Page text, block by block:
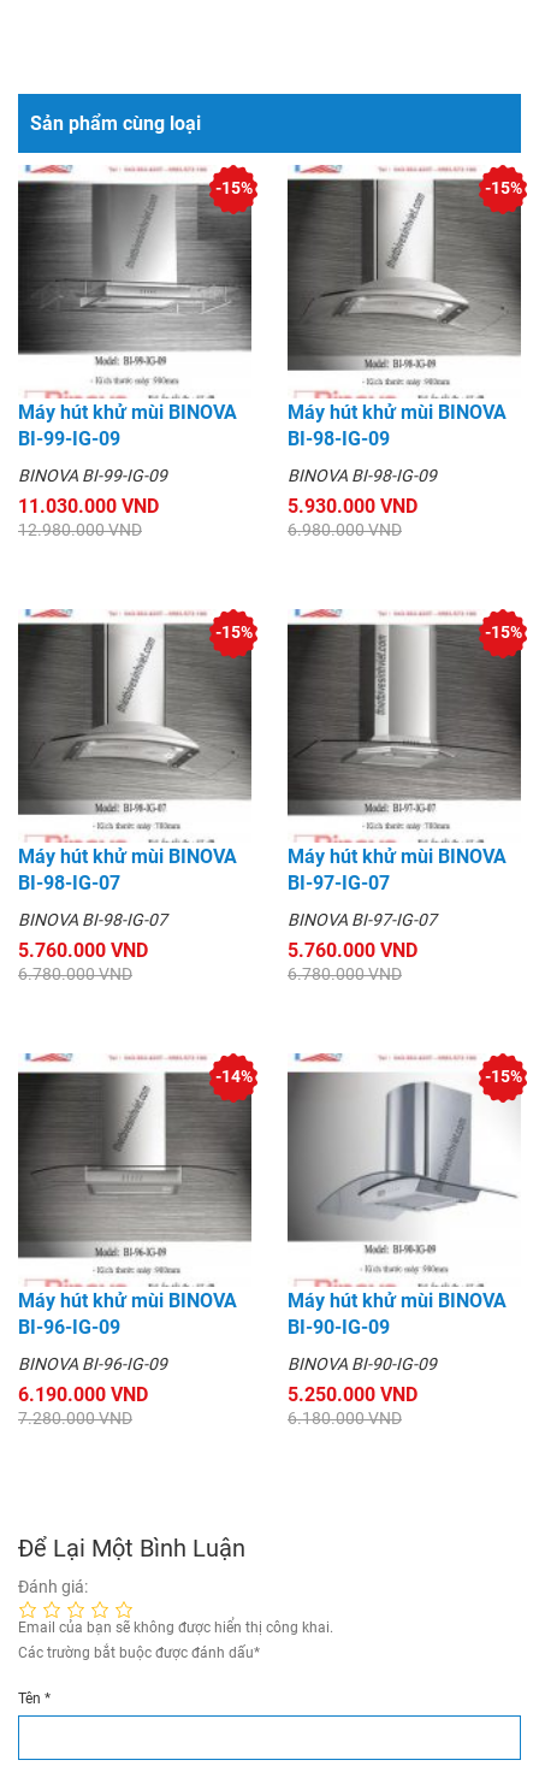
Sản phẩm cùng loại
Máy hút khử mùi BINOVA
BI-99-IG-09
BINOVA BI-99-IG-09
11.030.000 VND
12.980.000 VND
-15%
Máy hút khử mùi BINOVA
BI-98-IG-09
BINOVA BI-98-IG-09
5.930.000 VND
6.980.000 VND
-15%
Máy hút khử mùi BINOVA
BI-98-IG-07
BINOVA BI-98-IG-07
5.760.000 VND
6.780.000 VND
-15%
Máy hút khử mùi BINOVA
BI-97-IG-07
BINOVA BI-97-IG-07
5.760.000 VND
6.780.000 VND
-15%
Máy hút khử mùi BINOVA
BI-96-IG-09
BINOVA BI-96-IG-09
6.190.000 VND
7.280.000 VND
-14%
Máy hút khử mùi BINOVA
BI-90-IG-09
BINOVA BI-90-IG-09
5.250.000 VND
6.180.000 VND
-15%
Để Lại Một Bình Luận
Đánh giá:
Email của bạn sẽ không được hiển thị công khai.
Các trường bắt buộc được đánh dấu*
Tên *